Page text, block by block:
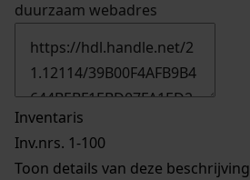
duurzaam webadres
Inventaris
Inv.nrs. 1-100
Toon details van deze beschrijving